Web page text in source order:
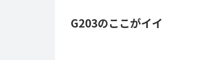
G203のここがイイ